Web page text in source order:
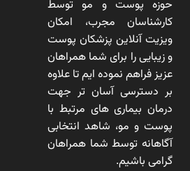
حوزه پوست و مو توسط
کارشناسان مجرب، امکان
ویزیت آنلاین پزشکان پوست
و زیبایی را برای شما همراهان
عزیز فراهم نموده ایم تا علاوه
بر دسترسی آسان تر جهت
درمان بیماری های مرتبط با
پوست و مو، شاهد انتخابی
آگاهانه توسط شما همراهان
گرامی باشیم.